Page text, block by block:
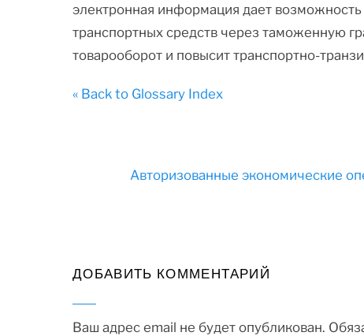
электронная информация дает
транспортных средств через таможенную
товарооборот и повысит транспортно-
« Back to Glossary Index
Авторизованные экономические
ДОБАВИТЬ КОММЕНТАРИЙ
Ваш адрес email не будет опубликован.